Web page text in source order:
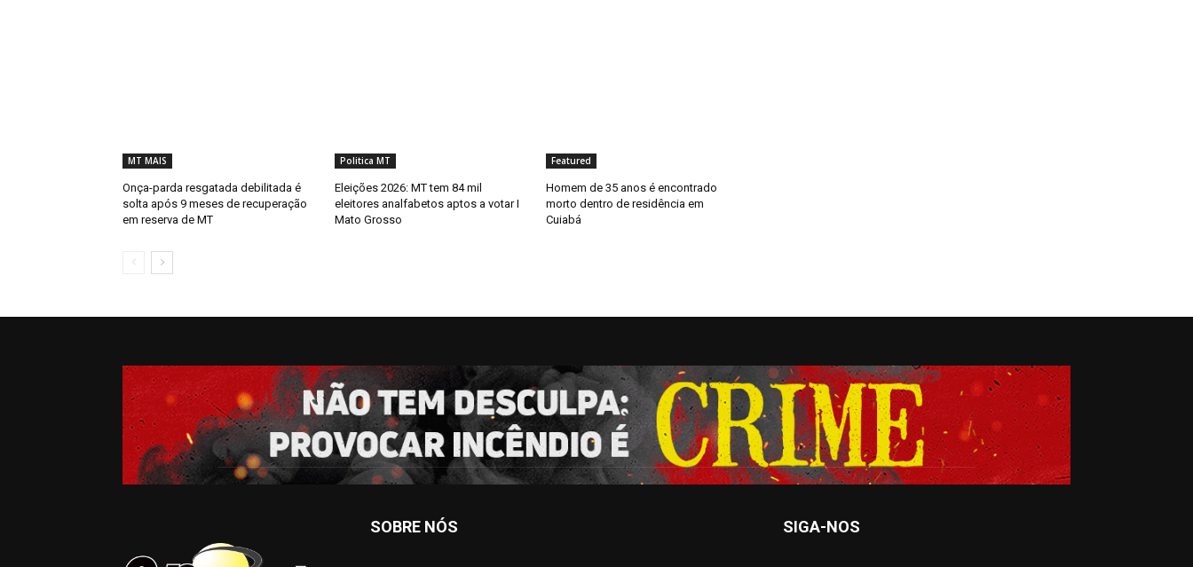
MT MAIS
Onça-parda resgatada debilitada é
solta após 9 meses de recuperação
em reserva de MT
Politica MT
Eleições 2026: MT tem 84 mil
eleitores analfabetos aptos a votar I
Mato Grosso
Featured
Homem de 35 anos é encontrado
morto dentro de residência em
Cuiabá
SOBRE NÓS SIGA-NOS